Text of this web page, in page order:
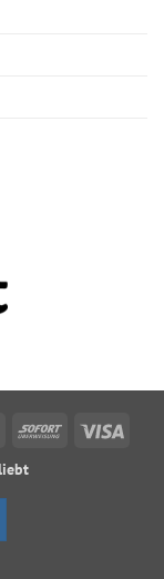
MasterCardSofort